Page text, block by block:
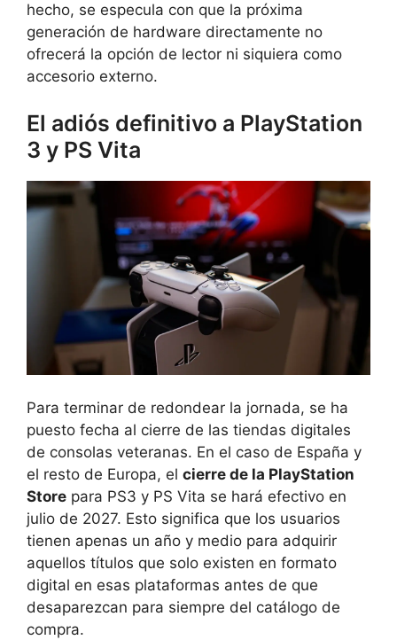
hecho, se especula con que la próxima
generación de hardware directamente no
ofrecerá la opción de lector ni siquiera como
accesorio externo.
El adiós definitivo a PlayStation
3 y PS Vita
Para terminar de redondear la jornada, se ha
puesto fecha al cierre de las tiendas digitales
de consolas veteranas. En el caso de España y
el resto de Europa, el cierre de la PlayStation
Store para PS3 y PS Vita se hará efectivo en
julio de 2027. Esto significa que los usuarios
tienen apenas un año y medio para adquirir
aquellos títulos que solo existen en formato
digital en esas plataformas antes de que
desaparezcan para siempre del catálogo de
compra.